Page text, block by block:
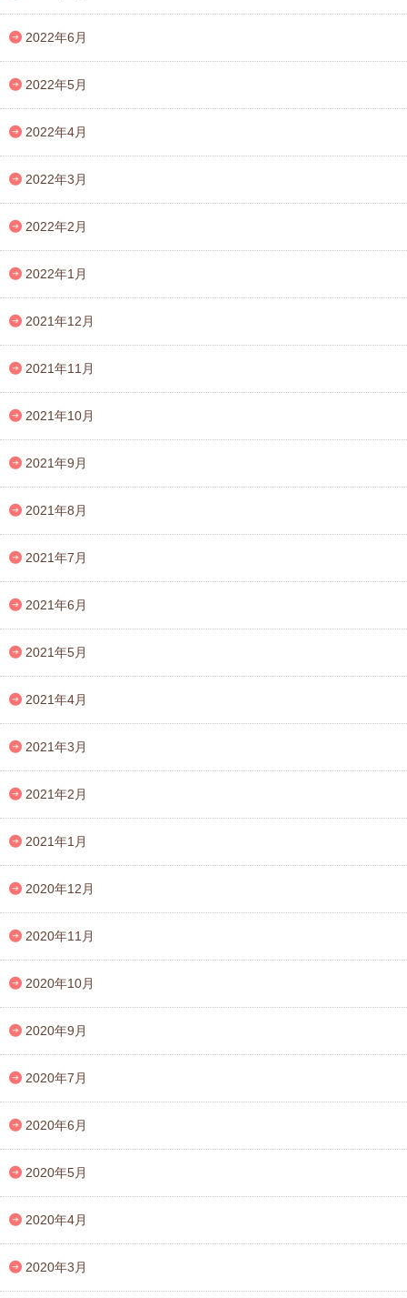
2022年6月
2022年5月
2022年4月
2022年3月
2022年2月
2022年1月
2021年12月
2021年11月
2021年10月
2021年9月
2021年8月
2021年7月
2021年6月
2021年5月
2021年4月
2021年3月
2021年2月
2021年1月
2020年12月
2020年11月
2020年10月
2020年9月
2020年7月
2020年6月
2020年5月
2020年4月
2020年3月